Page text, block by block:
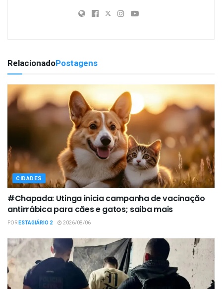
RelacionadoPostagens
CIDADES
#Chapada: Utinga inicia campanha de vacinação
antirrábica para cães e gatos; saiba mais
PORESTAGIÁRIO 2 2026/08/06